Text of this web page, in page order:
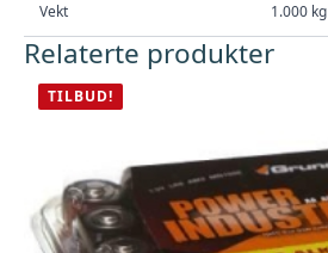
Vekt 1.000 kg
Relaterte produkter
TILBUD!